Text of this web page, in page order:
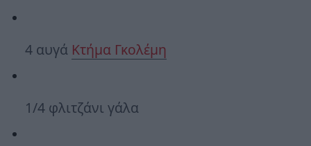
4 αυγά Κτήμα Γκολέμη
1/4 φλιτζάνι γάλα